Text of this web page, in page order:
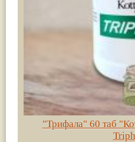
"Трифала" 60 таб